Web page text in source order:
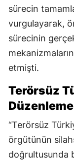
sürecin
vurgulayarak,
sürecinin
etmişti.
Terörsüz
“Terörsüz
örgütünün
doğrultusunda